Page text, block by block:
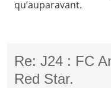
qu’auparavant.
Re: J24 : FC
Red Star.